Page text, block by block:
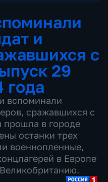
и
с
29
года
вспоминали
сражавшихся с
в городе
останки трех
военнопленные,
в Европе